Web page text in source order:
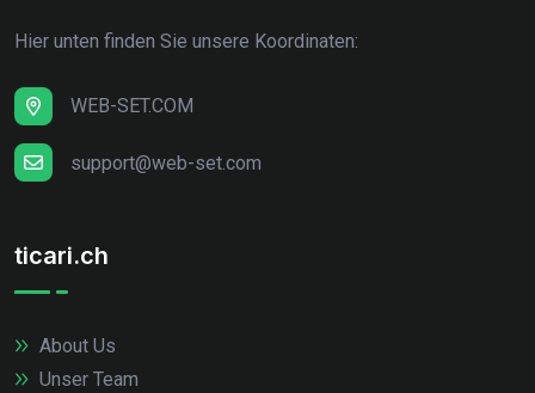
Hier unten finden Sie unsere Koordinaten:
WEB-SET.COM
support@web-set.com
ticari.ch
About Us
Unser Team